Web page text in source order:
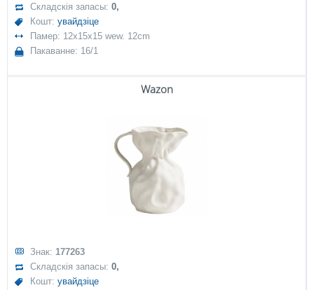
Складскія запасы:0,
Кошт:увайдзіце
Памер: 12x15x15 wew. 12cm
Пакаванне: 16/1
Wazon
Знак: 177263
Складскія запасы:0,
Кошт:увайдзіце